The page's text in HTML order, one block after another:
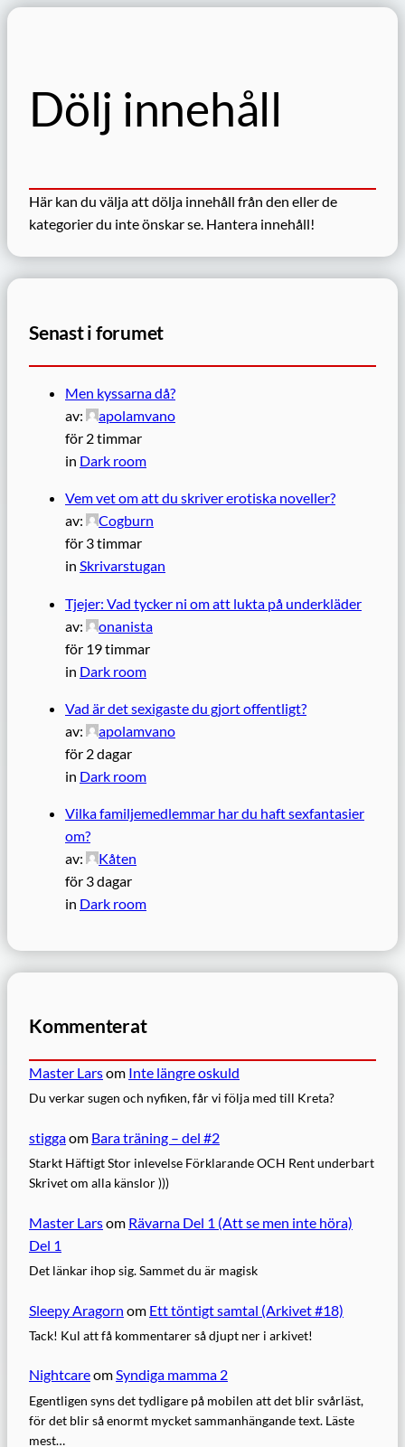
Dölj innehåll
Här kan du välja att dölja innehåll från den eller de
kategorier du inte önskar se. Hantera innehåll!
Senast i forumet
Men kyssarna då?
av:
apolamvano
för 2 timmar
in Dark room
Vem vet om att du skriver erotiska noveller?
av:
Cogburn
för 3 timmar
in Skrivarstugan
Tjejer: Vad tycker ni om att lukta på underkläder
av:
onanista
för 19 timmar
in Dark room
Vad är det sexigaste du gjort offentligt?
av:
apolamvano
för 2 dagar
in Dark room
Vilka familjemedlemmar har du haft sexfantasier
om?
av:
Kåten
för 3 dagar
in Dark room
Kommenterat
Master Larsom Inte längre oskuld
Du verkar sugen och nyfiken, får vi följa med till Kreta?
stiggaom Bara träning – del #2
Starkt Häftigt Stor inlevelse Förklarande OCH Rent underbart
Skrivet om alla känslor )))
Master Larsom Rävarna Del 1 (Att se men inte höra)
Del 1
Det länkar ihop sig. Sammet du är magisk
Sleepy Aragorn om Ett töntigt samtal (Arkivet #18)
Tack! Kul att få kommentarer så djupt ner i arkivet!
NightcareomSyndiga mamma 2
Egentligen syns det tydligare på mobilen att det blir svårläst,
för det blir så enormt mycket sammanhängande text. Läste
mest…